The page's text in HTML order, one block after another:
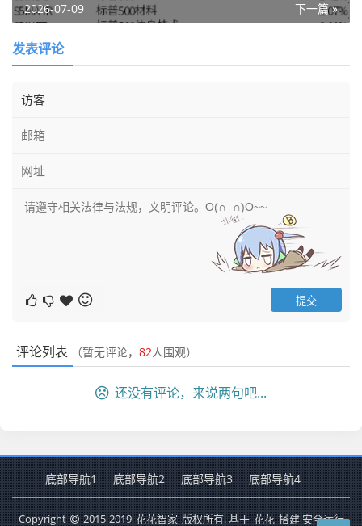
下一篇 »
2026-07-09
发表评论
评论列表 （暂无评论， 82人围观）
还没有评论，来说两句吧...
底部导航1 底部导航2 底部导航3 底部导航4
Copyright 2015-2019 花花智家 版权所有. 基于 花花 搭建 安全运行